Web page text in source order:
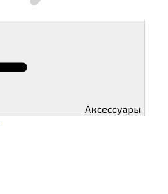
Аксессуары